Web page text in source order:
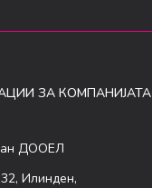
ЗА КОМПАНИЈАТА
ДООЕЛ
Илинден,